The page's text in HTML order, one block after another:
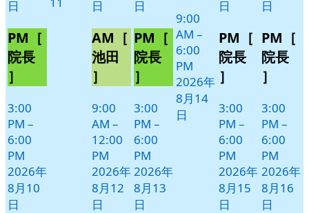
日
PM［
院長
］
3:00
PM –
6:00
PM
2026年
8月10
日
日
AM［
池田
］
9:00
AM –
12:00
PM
2026年
8月12
日
日
PM［
院長
］
3:00
PM –
6:00
PM
2026年
8月13
日
9:00
AM –
6:00
PM
2026年
8月14
日
日
PM［
院長
］
3:00
PM –
6:00
PM
2026年
8月15
日
日
PM［
院長
］
3:00
PM –
6:00
PM
2026年
8月16
日